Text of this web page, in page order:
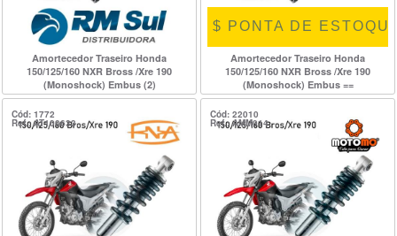
Amortecedor Traseiro Honda
150/125/160 NXR Bross /Xre 190
(Monoshock) Embus (2)
$ PONTA DE
Amortecedor Traseiro Honda
150/125/160 NXR Bross /Xre 190
(Monoshock) Embus ==
Cód: 1772
Ref.: AT100633
Cód: 22010
Ref.: AMM014